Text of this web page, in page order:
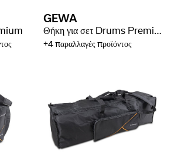
GEWA
Θήκη για σετ Drums Premium
+4 παραλλαγές προϊόντος